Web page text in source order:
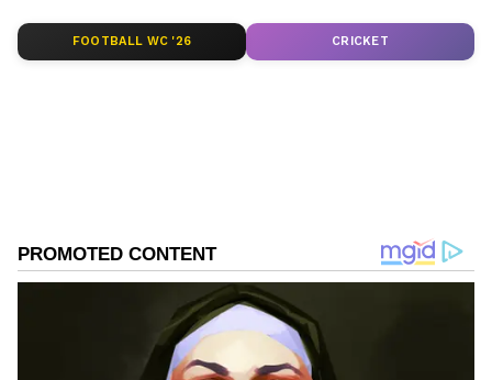
ஆனால், அதை சரியான முறையில்
பயன்படுத்தாவிட்டால், அதுவே உயிருக்கு
உள்ளன.
ஏசியாநெட் தமிழ்-ஐ உங்கள் முதன்மைத்
தேர்வாக்குங்கள்
FOOTBALL WC '26 CRICKET